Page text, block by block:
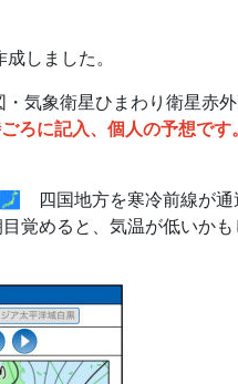
しました。
・気象衛星ひまわり衛星赤
ごろに記入、個人の予想で
四国地方を寒冷前線が通
覚めると、気温が低いか